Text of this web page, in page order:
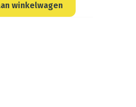
winkelwagen